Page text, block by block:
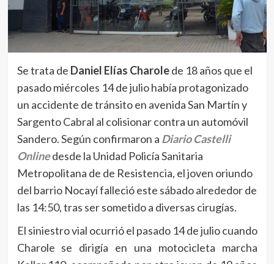
Se trata de Daniel Elías Charolede 18 años que el
pasado miércoles 14 de julio había protagonizado
un accidente de tránsito en avenida San Martín y
Sargento Cabral al colisionar contra un automóvil
Sandero. Según confirmaron a Diario Castelli
Onlinedesde la Unidad Policía Sanitaria
Metropolitana de de Resistencia, el joven oriundo
del barrio Nocayí falleció este sábado alrededor de
las 14:50, tras ser sometido a diversas cirugías.
El siniestro vial ocurrió el pasado 14 de julio cuando
Charole se dirigía en una motocicleta marcha